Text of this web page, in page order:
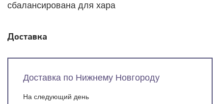
сбалансирована для хара
Доставка
Доставка по Нижнему Новгороду
На следующий день